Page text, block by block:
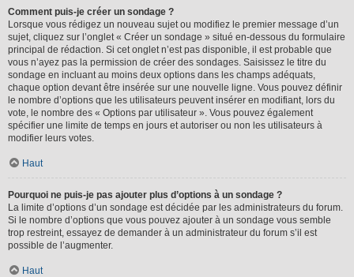
Comment puis-je créer un sondage ?
Lorsque vous rédigez un nouveau sujet ou modifiez le premier message d’un
sujet, cliquez sur l’onglet « Créer un sondage » situé en-dessous du formulaire
principal de rédaction. Si cet onglet n’est pas disponible, il est probable que
vous n’ayez pas la permission de créer des sondages. Saisissez le titre du
sondage en incluant au moins deux options dans les champs adéquats,
chaque option devant être insérée sur une nouvelle ligne. Vous pouvez définir
le nombre d’options que les utilisateurs peuvent insérer en modifiant, lors du
vote, le nombre des « Options par utilisateur ». Vous pouvez également
spécifier une limite de temps en jours et autoriser ou non les utilisateurs à
modifier leurs votes.
Haut
Pourquoi ne puis-je pas ajouter plus d’options à un sondage ?
La limite d’options d’un sondage est décidée par les administrateurs du forum.
Si le nombre d’options que vous pouvez ajouter à un sondage vous semble
trop restreint, essayez de demander à un administrateur du forum s’il est
possible de l’augmenter.
Haut